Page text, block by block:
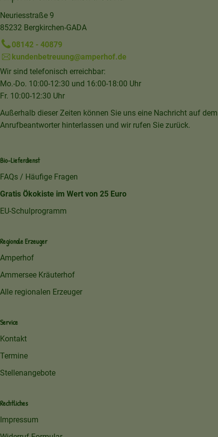
Neuriesstraße 9
85232 Bergkirchen-GADA
08142 - 40879
kundenbetreuung@amperhof.de
Wir sind telefonisch erreichbar:
Mo.-Do. 10:00-12:30 und 16:00-18:00 Uhr
Fr. 10:00-12:30 Uhr
Außerhalb dieser Zeiten können Sie uns eine Nachricht auf dem
Anrufbeantworter hinterlassen und wir rufen Sie zurück.
Bio-Lieferdienst
FAQs / Häufige Fragen
Gratis Ökokiste im Wert von 25 Euro
EU-Schulprogramm
Regionale Erzeuger
Amperhof
Ammersee Kräuterhof
Alle regionalen Erzeuger
Service
Kontakt
Termine
Stellenangebote
Rechtliches
Impressum